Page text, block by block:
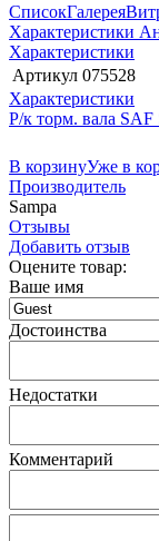
СписокГалерея
Характеристики
Характеристики
Артикул 075528
Характеристики
Р/к торм. вала SAF
В корзинуУже в
Производитель
Sampa
Отзывы
Добавить отзыв
Оцените товар:
Ваше имя
Достоинства
Недостатки
Комментарий